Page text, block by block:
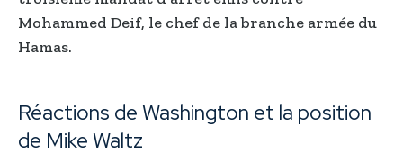
Mohammed Deif, le chef de la branche armée du
Hamas.
Réactions de Washington et la position
de Mike Waltz